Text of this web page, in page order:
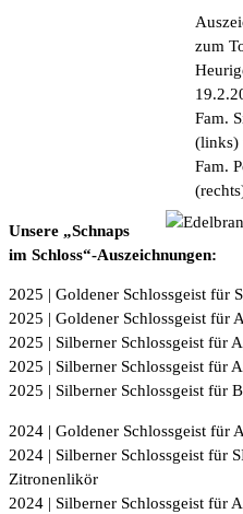
zum
Fam.
(links)
Fam.
Unsere „Schnaps
im Schloss“-Auszeichnungen:
2025 | Goldener Schlossgeist für
2025 | Goldener Schlossgeist für
2025 | Silberner Schlossgeist für
2025 | Silberner Schlossgeist für
2025 | Silberner Schlossgeist für
2024 | Goldener Schlossgeist für
2024 | Silberner Schlossgeist für
Zitronenlikör
2024 | Silberner Schlossgeist für